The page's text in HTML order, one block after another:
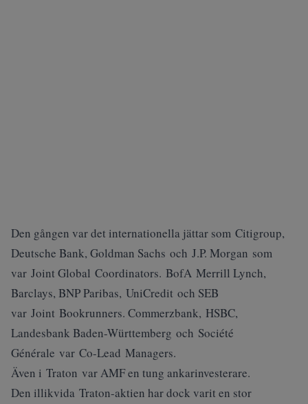
Den gången var det internationella jättar som Citigroup,
Deutsche Bank, Goldman Sachs och J.P. Morgan som
var Joint Global Coordinators. BofA Merrill Lynch,
Barclays, BNP Paribas, UniCredit och SEB
var Joint Bookrunners. Commerzbank, HSBC,
Landesbank Baden-Württemberg och Société
Générale var Co-Lead Managers.
Även i Traton var AMF en tung ankarinvesterare.
Den illikvida Traton-aktien har dock varit en stor